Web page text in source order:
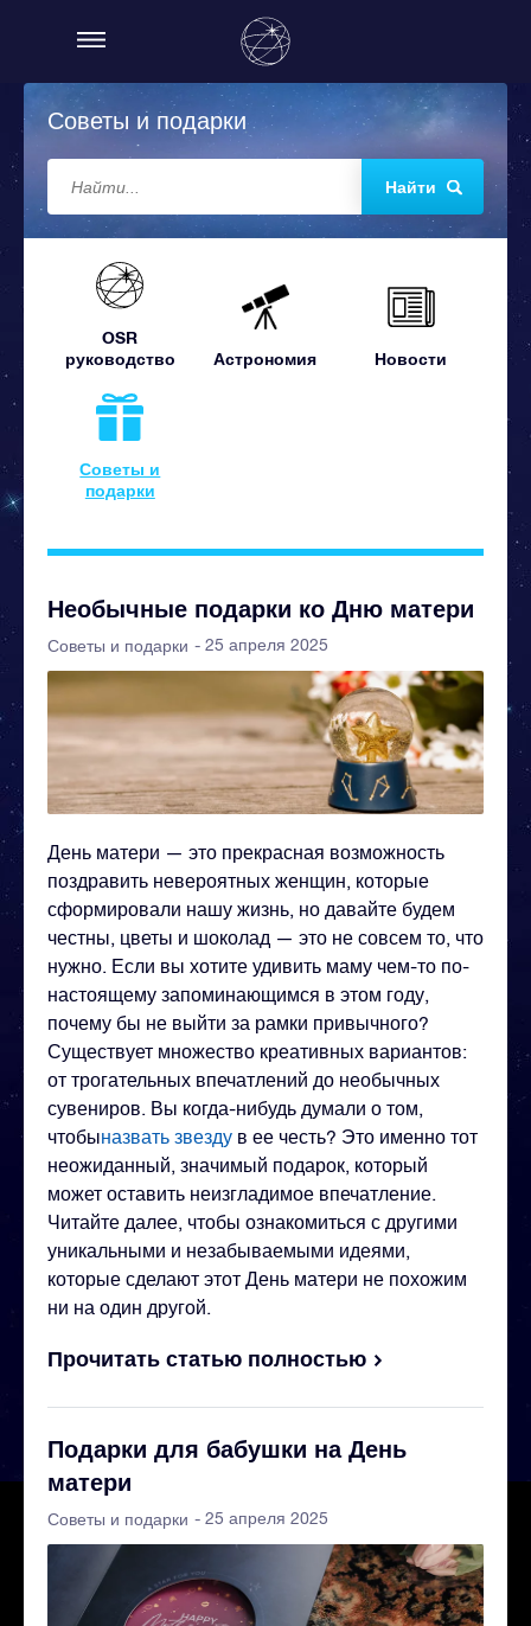
Советы и подарки
Найти
OSR
руководство
Астрономия Новости
Советы и
подарки
Необычные подарки ко Дню матери
Советы и подарки - 25 апреля 2025
День матери — это прекрасная возможность
поздравить невероятных женщин, которые
сформировали нашу жизнь, но давайте будем
честны, цветы и шоколад — это не совсем то, что
нужно. Если вы хотите удивить маму чем-то по-
настоящему запоминающимся в этом году,
почему бы не выйти за рамки привычного?
Существует множество креативных вариантов:
от трогательных впечатлений до необычных
сувениров. Вы когда-нибудь думали о том,
чтобыназвать звезду в ее честь? Это именно тот
неожиданный, значимый подарок, который
может оставить неизгладимое впечатление.
Читайте далее, чтобы ознакомиться с другими
уникальными и незабываемыми идеями,
которые сделают этот День матери не похожим
ни на один другой.
Прочитать статью полностью
Подарки для бабушки на День
матери
Советы и подарки - 25 апреля 2025